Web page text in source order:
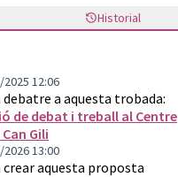
Historial
12:06
debatre a aquesta trobada:
de debat i treball al Centre
Gili
13:00
crear aquesta proposta